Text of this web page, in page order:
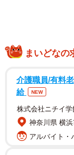
「なぜ船底を
笹木社長の答え
いようにするため
まいどなの
介護職員/有料
給
NEW
株式会社ニチイ
神奈川県 横
アルバイト・